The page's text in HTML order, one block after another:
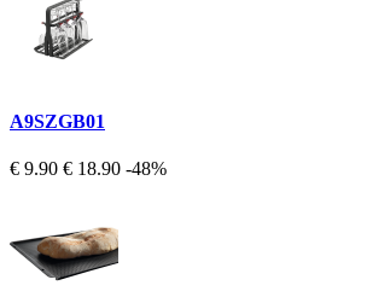
A9SZGB01
€ 9.90 € 18.90 -48%